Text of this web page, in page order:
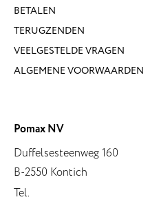
BETALEN
TERUGZENDEN
VEELGESTELDE VRAGEN
ALGEMENE VOORWAARDEN
Pomax NV
Duffelsesteenweg 160
B-2550 Kontich
Tel.